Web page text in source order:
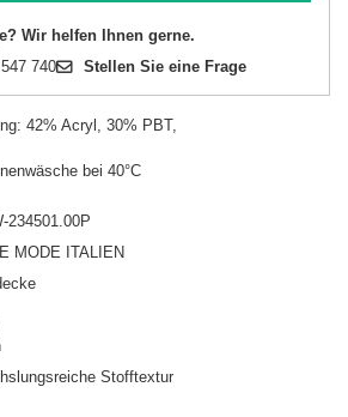
Wir helfen Ihnen gerne.
740 Stellen Sie eine Frage
42% Acryl, 30% PBT,
bei 40°C
234501.00P
MODE ITALIEN
Stofftextur